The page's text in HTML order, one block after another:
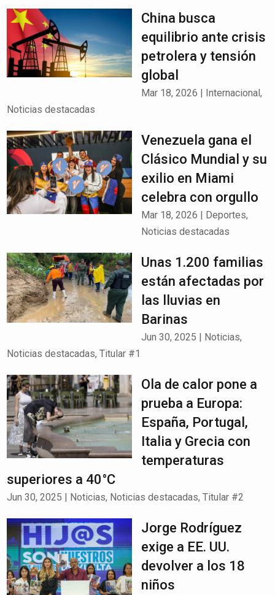
China busca
equilibrio ante crisis
petrolera y tensión
global
Mar 18, 2026 | Internacional,
Noticias destacadas
Venezuela gana el
Clásico Mundial y su
exilio en Miami
celebra con orgullo
Mar 18, 2026 | Deportes,
Noticias destacadas
Unas 1.200 familias
están afectadas por
las lluvias en
Barinas
Jun 30, 2025 | Noticias,
Noticias destacadas,Titular #1
Ola de calor pone a
prueba a Europa:
España, Portugal,
Italia y Grecia con
temperaturas
superiores a 40°C
Jun 30, 2025 | Noticias, Noticias destacadas,Titular #2
Jorge Rodríguez
exige a EE. UU.
devolver a los 18
niños